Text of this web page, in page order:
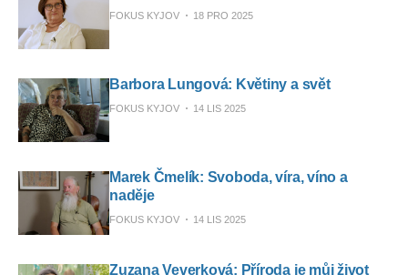
FOKUS KYJOV 18 PRO 2025
Barbora Lungová: Květiny a svět
FOKUS KYJOV 14 LIS 2025
Marek Čmelík: Svoboda, víra, víno a
naděje
FOKUS KYJOV 14 LIS 2025
Zuzana Veverková: Příroda je můj život